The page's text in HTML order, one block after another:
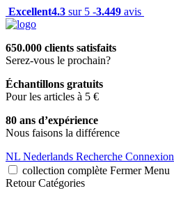
Excellent4.3 sur 5 -3.449 avis
650.000 clients satisfaits
Serez-vous le prochain?
Échantillons gratuits
Pour les articles à 5 €
80 ans d’expérience
Nous faisons la différence
NL Nederlands Recherche Connexion
collection complète Fermer Menu
Retour Catégories